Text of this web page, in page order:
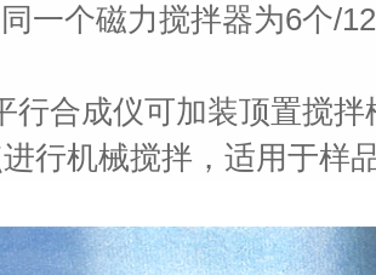
一个磁力搅拌器为6个/
行合成仪可加装顶置搅
行机械搅拌，适用于样